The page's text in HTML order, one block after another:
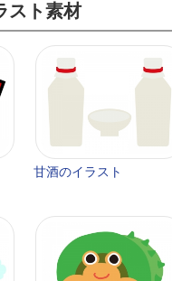
スト素材
甘酒のイラスト